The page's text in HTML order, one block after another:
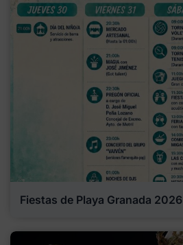
Fiestas de Playa Granada 2026